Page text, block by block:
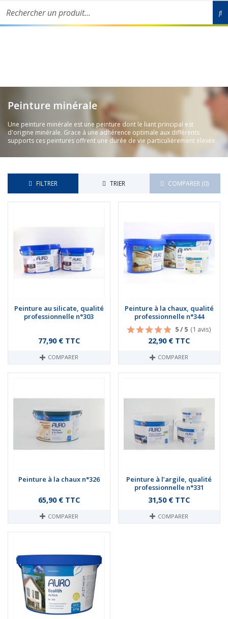
Livraison partout en France de nos produits écologiques en 48h-
Peinture minérale
Une peinture minérale est une peinture dont le liant principal est
d'origine minérale. Grace à une adhérence optimale aux différents
supports ces peintures offrent une durée de vie particulièrement élevée.
FILTRER TRIER COMPARER (0)‎
Peinture au silicate, qualité
professionnelle n°303
Prix
77,90 € TTC
COMPARER
Peinture à la chaux, qualité
professionnelle n°344
5 / 5 (1 avis)
Prix
22,90 € TTC
COMPARER
Peinture à la chaux n°326
Prix
65,90 € TTC
COMPARER
Peinture à l’argile, qualité
professionnelle n°331
Prix
31,50 € TTC
COMPARER